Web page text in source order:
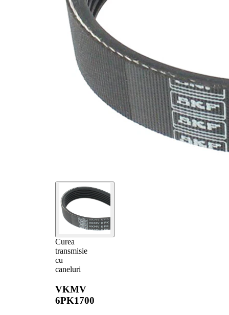
Curea
transmisie
cu
caneluri
VKMV
6PK1700
Material
curea
dienă
cauciuc)